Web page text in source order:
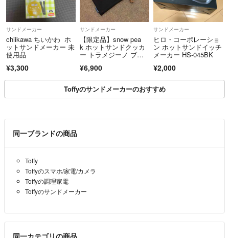
サンドメーカー
chiikawa ちいかわ ホ
ットサンドメーカー 未
使用品
¥3,300
サンドメーカー
【限定品】snow pea
k ホットサンドクッカ
ー トラメジーノ ブラ
¥6,900
サンドメーカー
ヒロ・コーポレーショ
ン ホットサンドイッチ
メーカー HS-045BK
¥2,000
Toffyのサンドメーカーのおすすめ
同一ブランドの商品
Toffy
Toffyのスマホ/家電/カメラ
Toffyの調理家電
Toffyのサンドメーカー
同一カテゴリの商品